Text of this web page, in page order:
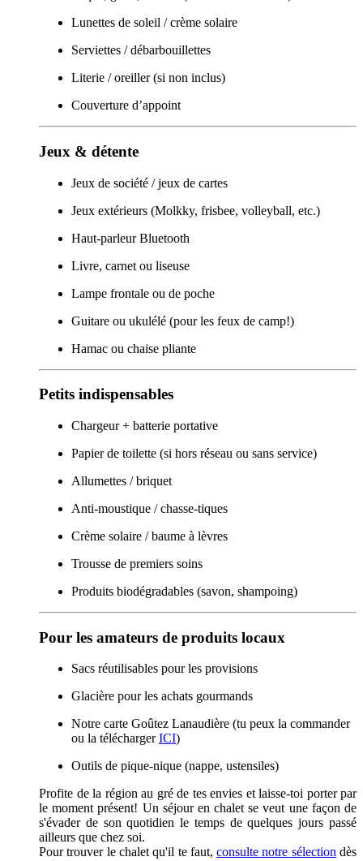
Lunettes de soleil / crème solaire
Serviettes / débarbouillettes
Literie / oreiller (si non inclus)
Couverture d’appoint
Jeux & détente
Jeux de société / jeux de cartes
Jeux extérieurs (Molkky, frisbee, volleyball, etc.)
Haut-parleur Bluetooth
Livre, carnet ou liseuse
Lampe frontale ou de poche
Guitare ou ukulélé (pour les feux de camp!)
Hamac ou chaise pliante
Petits indispensables
Chargeur + batterie portative
Papier de toilette (si hors réseau ou sans service)
Allumettes / briquet
Anti-moustique / chasse-tiques
Crème solaire / baume à lèvres
Trousse de premiers soins
Produits biodégradables (savon, shampoing)
Pour les amateurs de produits locaux
Sacs réutilisables pour les provisions
Glacière pour les achats gourmands
Notre carte Goûtez Lanaudière (tu peux la commander
ou la téléchargerICI)
Outils de pique-nique (nappe, ustensiles)
Profite de la région au gré de tes envies et laisse-toi porter par
le moment présent! Un séjour en chalet se veut une façon de
s'évader de son quotidien le temps de quelques jours passé
ailleurs que chez soi.
Pour trouver le chalet qu'il te faut,consulte notre sélectiondès